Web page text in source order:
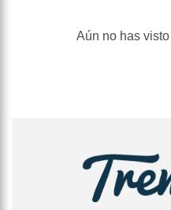
Aún no has